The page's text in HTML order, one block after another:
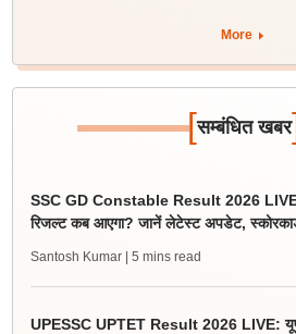
More
[सम्बंधित खबर
SSC GD Constable Result 2026 LIVE:
रिजल्ट कब आएगा? जानें लेटेस्ट अपडेट,
Santosh Kumar | 5 mins read
UPESSC UPTET Result 2026 LIVE: